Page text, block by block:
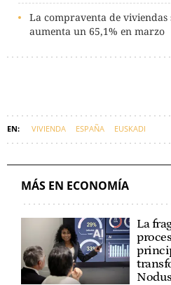
La compraventa de viviendas
aumenta un 65,1% en marzo
VIVIENDA ESPAÑA EUSKADI
MÁS EN ECONOMÍA
La
Nodus